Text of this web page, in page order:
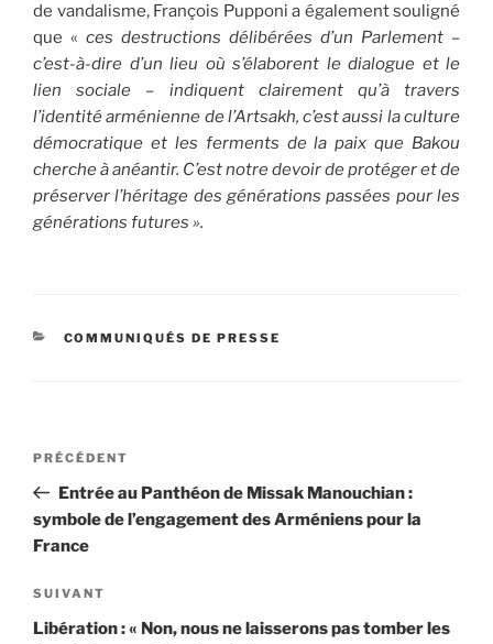
de vandalisme, François Pupponi a également souligné
que « ces destructions délibérées d’un Parlement –
c’est-à-dire d’un lieu où s’élaborent le dialogue et le
lien sociale – indiquent clairement qu’à travers
l’identité arménienne de l’Artsakh, c’est aussi la culture
démocratique et les ferments de la paix que Bakou
cherche à anéantir. C’est notre devoir de protéger et de
préserver l’héritage des générations passées pour les
générations futures ».
CATÉGORIES
COMMUNIQUÉS DE PRESSE
Navigation
l’article
Article
précédent
PRÉCÉDENT
Entrée au Panthéon de Missak Manouchian :
symbole de l’engagement des Arméniens pour la
France
Article
suivant
SUIVANT
Libération : « Non, nous ne laisserons pas tomber les